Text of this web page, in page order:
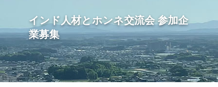
行政書士・社会保険労務士による無料相談会
ばれる」介護現場の受入体制
外国人材が管理職に。全社員共通の評価制度で定着
を実現した企業の取組
銀行口座開設を企業が直接相談。外国籍社員の「来
雇用後の定着に向けたポイント
外国人材受け入れの注意点
よくある質問
インド人材とホンネ交流会 参加企
業募集